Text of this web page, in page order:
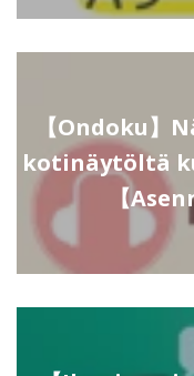
【Ondoku
kotinäytöltä
【